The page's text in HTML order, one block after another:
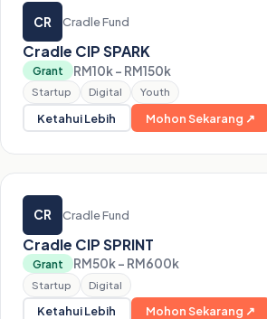
CR Cradle Fund
Cradle CIP SPARK
Grant RM10k – RM150k
Startup Digital Youth
Ketahui Lebih Mohon Sekarang ↗
CR Cradle Fund
Cradle CIP SPRINT
Grant RM50k – RM600k
Startup Digital
Ketahui Lebih Mohon Sekarang ↗